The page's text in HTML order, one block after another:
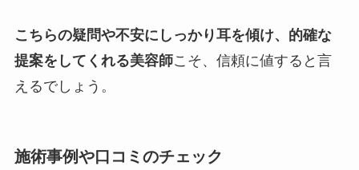
こちらの疑問や不安にしっかり耳を傾け、的確な
提案をしてくれる美容師こそ、信頼に値すると言
えるでしょう。
施術事例や口コミのチェック